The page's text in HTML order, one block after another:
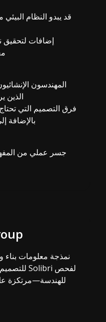
قد يبدو النظام
المهندسون
الذين
فرق التصميم التي
بالإضافة
جسر عملي من